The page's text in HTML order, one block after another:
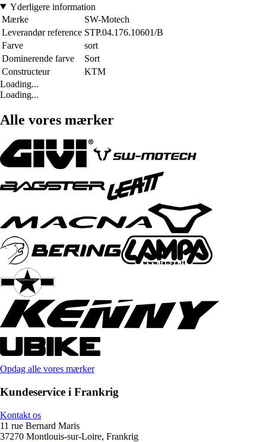
Yderligere information
Mærke
SW-Motech
Leverandør reference STP.04.176.10601/B
Farve
sort
Dominerende farve
Sort
Constructeur
KTM
Loading...
Loading...
Alle vores mærker
Opdag alle vores mærker
Kundeservice i Frankrig
Kontakt os
11 rue Bernard Maris
37270 Montlouis-sur-Loire, Frankrig